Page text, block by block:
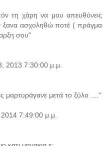
τη χάρη να μου απευθύνεις
ξανα ασχοληθώ ποτέ ( πράγμα
σου"
2013 7:30:00 μ.μ.
μαρτυράγανε μετά το ξύλο ...."
7:49:00 μ.μ.